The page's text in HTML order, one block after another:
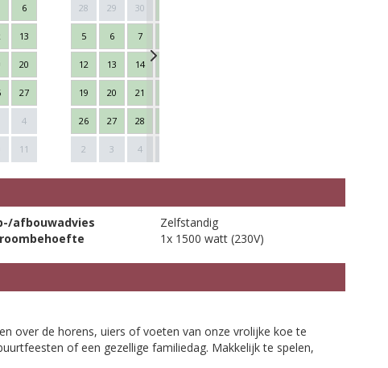
6
13
20
27
4
11
28 29 30
5 6 7
12 13 14
19 20 21
26 27 28
2 3 4
Next
afbouwadvies
Zelfstandig
1x 1500 watt (230V)
over de horens, uiers of voeten van onze vrolijke koe te
of een gezellige familiedag. Makkelijk te spelen,